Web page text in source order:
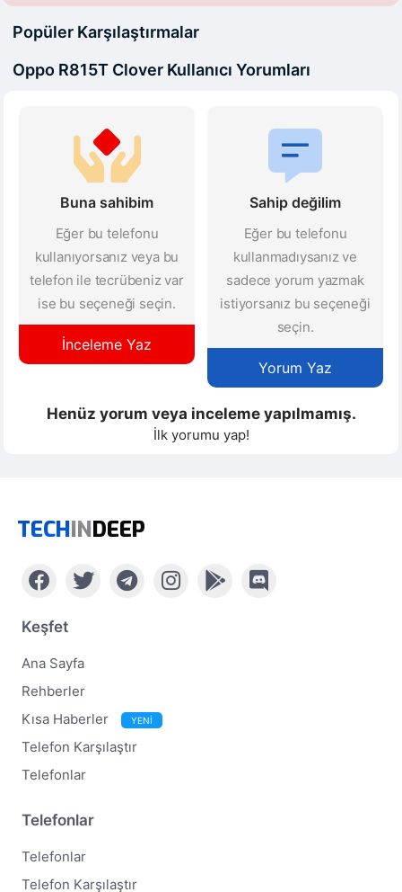
Popüler Karşılaştırmalar
Oppo R815T Clover Kullanıcı Yorumları
Buna sahibim
Eğer bu telefonu
kullanıyorsanız veya bu
telefon ile tecrübeniz var
ise bu seçeneği seçin.
İnceleme Yaz
Sahip değilim
Eğer bu telefonu
kullanmadıysanız ve
sadece yorum yazmak
istiyorsanız bu seçeneği
seçin.
Yorum Yaz
Henüz yorum veya inceleme yapılmamış.
İlk yorumu yap!
TECHINDEEP
Keşfet
Ana Sayfa
Rehberler
Kısa Haberler
YENİ
Telefon Karşılaştır
Telefonlar
Telefonlar
Telefonlar
Telefon Karşılaştır